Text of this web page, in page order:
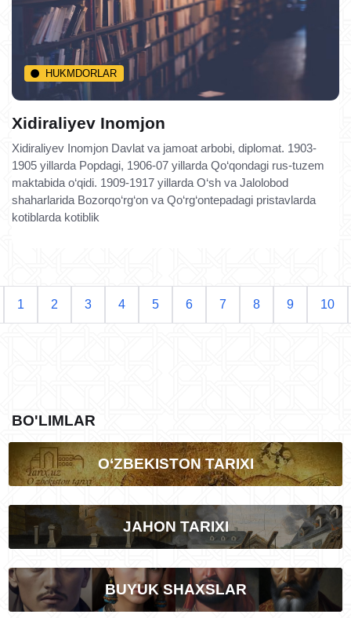
HUKMDORLAR
Xidiraliyev Inomjon
Xidiraliyev Inomjon Davlat va jamoat arbobi, diplomat. 1903-
1905 yillarda Popdagi, 1906-07 yillarda Qo‘qondagi rus-tuzem
maktabida o‘qidi. 1909-1917 yillarda O‘sh va Jalolobod
shaharlarida Bozorqo‘rg‘on va Qo‘rg‘ontepadagi pristavlarda
kotiblarda kotiblik
1 2 3 4 5 6 7 8 9 10
BO'LIMLAR
O‘ZBEKISTON TARIXI
JAHON TARIXI
BUYUK SHAXSLAR